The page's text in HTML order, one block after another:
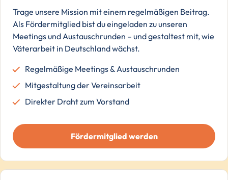
Trage unsere Mission mit einem regelmäßigen Beitrag.
Als Fördermitglied bist du eingeladen zu unseren
Meetings und Austauschrunden – und gestaltest mit, wie
Väterarbeit in Deutschland wächst.
Regelmäßige Meetings & Austauschrunden
Mitgestaltung der Vereinsarbeit
Direkter Draht zum Vorstand
Fördermitglied werden